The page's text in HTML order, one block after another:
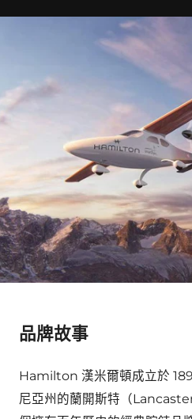
品牌故事
Hamilton 漢米爾頓成立於
尼亞州的蘭開斯特（